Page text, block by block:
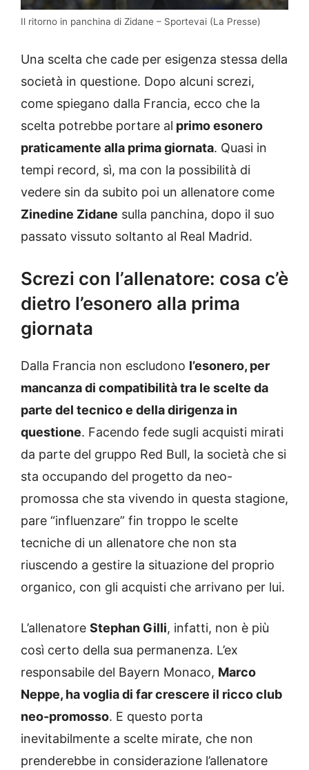
Il ritorno in panchina di Zidane – Sportevai (La Presse)
Una scelta che cade per esigenza stessa della
società in questione. Dopo alcuni screzi,
come spiegano dalla Francia, ecco che la
scelta potrebbe portare al primo esonero
praticamente alla prima giornata. Quasi in
tempi record, sì, ma con la possibilità di
vedere sin da subito poi un allenatore come
Zinedine Zidane sulla panchina, dopo il suo
passato vissuto soltanto al Real Madrid.
Screzi con l’allenatore: cosa c’è
dietro l’esonero alla prima
giornata
Dalla Francia non escludono l’esonero, per
mancanza di compatibilità tra le scelte da
parte del tecnico e della dirigenza in
questione. Facendo fede sugli acquisti mirati
da parte del gruppo Red Bull, la società che si
sta occupando del progetto da neo-
promossa che sta vivendo in questa stagione,
pare “influenzare” fin troppo le scelte
tecniche di un allenatore che non sta
riuscendo a gestire la situazione del proprio
organico, con gli acquisti che arrivano per lui.
L’allenatore Stephan Gilli, infatti, non è più
così certo della sua permanenza. L’ex
responsabile del Bayern Monaco, Marco
Neppe, ha voglia di far crescere il ricco club
neo-promosso. E questo porta
inevitabilmente a scelte mirate, che non
prenderebbe in considerazione l’allenatore